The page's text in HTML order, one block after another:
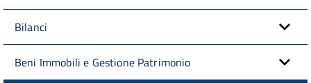
Bilanci
Beni Immobili e Gestione Patrimonio